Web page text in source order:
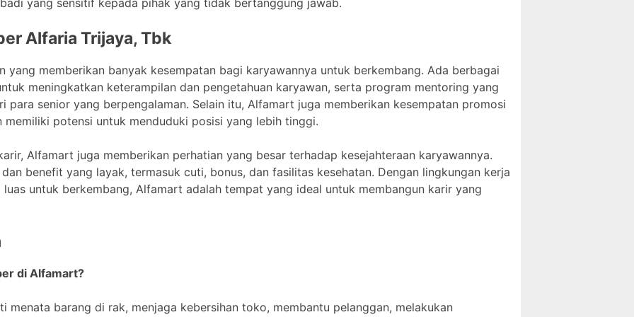
Alfaria Trijaya, Tbk
yang memberikan banyak kesempatan bagi karyawannya untuk berkembang. Ada berbagai
meningkatkan keterampilan dan pengetahuan karyawan, serta program mentoring yang
para senior yang berpengalaman. Selain itu, Alfamart juga memberikan kesempatan promosi
potensi untuk menduduki posisi yang lebih tinggi.
Alfamart juga memberikan perhatian yang besar terhadap kesejahteraan karyawannya.
benefit yang layak, termasuk cuti, bonus, dan fasilitas kesehatan. Dengan lingkungan kerja
untuk berkembang, Alfamart adalah tempat yang ideal untuk membangun karir yang
di Alfamart?
menata barang di rak, menjaga kebersihan toko, membantu pelanggan, melakukan